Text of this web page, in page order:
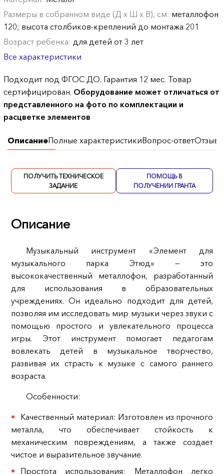
Размеры в собранном виде (Д х Ш х В), см: металлофон
120; высота столбиков-креплений до монтажа 201
Возраст ребенка:для детей от 3 лет
Все характеристики
Подходит под ФГОС ДО. Гарантия 12 мес. Товар
сертифицирован. Оборудование может отличаться от
представленного на фото по комплектации и
расцветке элементов
ОписаниеПолные характеристикиВопрос-ответОтзывы
ПОЛУЧИТЬ ТЕХНИЧЕСКОЕ
ЗАДАНИЕ
ПОМОЩЬ В
ПОЛУЧЕНИИ ГРАНТА
Описание
Музыкальный инструмент «Элемент для
музыкального парка Этюд» — это
высококачественный металлофон, разработанный
для использования в образовательных
учреждениях. Он идеально подходит для детей,
позволяя им исследовать мир музыки через звуки с
помощью простого и увлекательного процесса
игры. Этот инструмент помогает педагогам
вовлекать детей в музыкальное творчество,
развивая их страсть к музыке с самого раннего
возраста.
Особенности:
Качественный материал: Изготовлен из прочного
металла, что обеспечивает стойкость к
механическим повреждениям, а также создает
чистое и выразительное звучание.
Простота использования: Металлофон легко